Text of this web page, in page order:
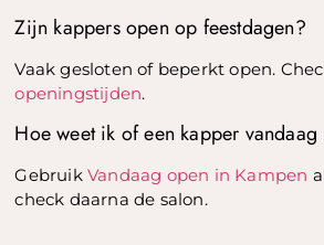
Zijn kappers open op feestdagen?
Vaak gesloten of beperkt open.
openingstijden.
Hoe weet ik of een kapper
GebruikVandaag open in Kampen
check daarna de salon.